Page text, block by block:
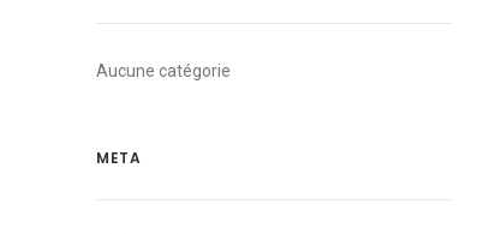
Aucune catégorie
META